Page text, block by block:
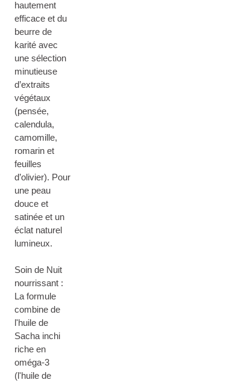
hautement
efficace et du
beurre de
karité avec
une sélection
minutieuse
d’extraits
végétaux
(pensée,
calendula,
camomille,
romarin et
feuilles
d’olivier). Pour
une peau
douce et
satinée et un
éclat naturel
lumineux.
Soin de Nuit
nourrissant :
La formule
combine de
l'huile de
Sacha inchi
riche en
oméga-3
(l'huile de